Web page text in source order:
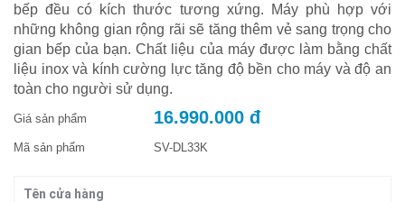
bếp đều có kích thước tương xứng. Máy phù hợp với
những không gian rộng rãi sẽ tăng thêm vẻ sang trọng cho
gian bếp của bạn. Chất liệu của máy được làm bằng chất
liệu inox và kính cường lực tăng độ bền cho máy và độ an
toàn cho người sử dụng.
Giá sản phẩm 16.990.000 đ
Mã sản phẩm SV-DL33K
Tên cửa hàng